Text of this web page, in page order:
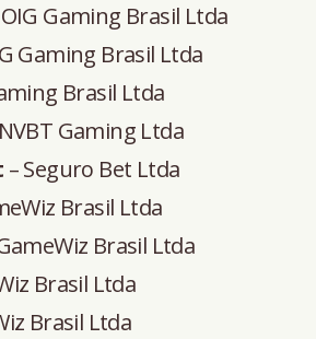
Gaming Brasil Ltda
Gaming Brasil Ltda
Brasil Ltda
Gaming Ltda
– Seguro Bet Ltda
Brasil Ltda
Brasil Ltda
Brasil Ltda
Brasil Ltda